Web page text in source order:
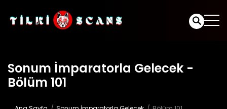
Sonum İmparatorla Gelecek -
Bölüm 101